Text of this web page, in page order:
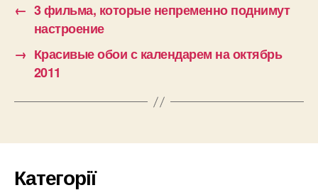
← 3 фильма, которые непременно поднимут
настроение
→ Красивые обои с календарем на октябрь
2011
Категорії